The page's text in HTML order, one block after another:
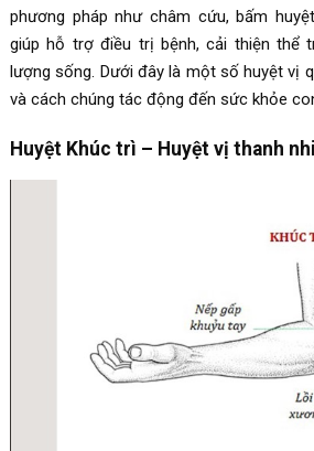
phương pháp như châm cứu, bấm
giúp hỗ trợ điều trị bệnh, cải thiện thể
lượng sống. Dưới đây là một số huyệt vị
và cách chúng tác động đến sức khỏe
Huyệt Khúc trì – Huyệt vị thanh